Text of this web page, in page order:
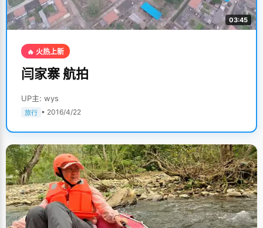
03:45
🔥 火热上新
闫家寨 航拍
UP主: wys
旅行 • 2016/4/22